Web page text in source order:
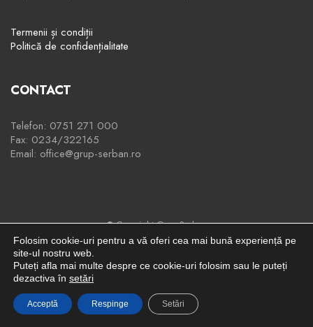
Termenii și condiții
Politică de confidențialitate
CONTACT
Telefon: 0751 271 000
Fax: 0234/322165
Email: office@grup-serban.ro
© Copyright Grup Serban
Folosim cookie-uri pentru a vă oferi cea mai bună experiență pe
site-ul nostru web.
Puteți afla mai multe despre ce cookie-uri folosim sau le puteți
dezactiva în setări
Acceptă Respinge Setări